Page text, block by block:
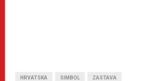
HRVATSKA SIMBOL ZASTAVA